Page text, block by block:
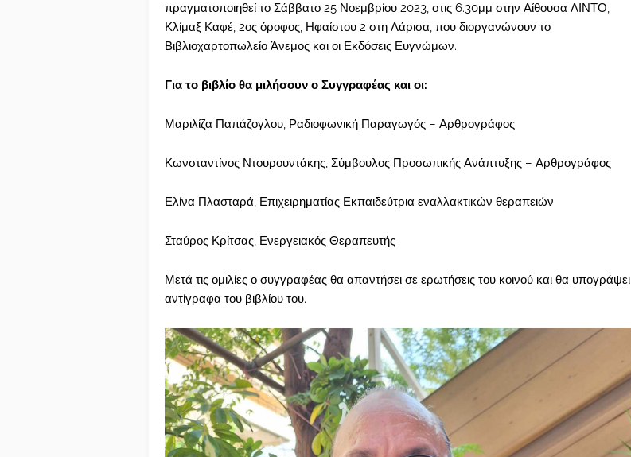
πραγματοποιηθεί το Σάββατο 25 Νοεμβρίου 2023, στις 6.30μμ στην Αίθουσα ΛΙΝΤΟ,
Κλίμαξ Καφέ, 2ος όροφος, Ηφαίστου 2 στη Λάρισα, που διοργανώνουν το
Βιβλιοχαρτοπωλείο Άνεμος και οι Εκδόσεις Ευγνώμων.
Για το βιβλίο θα μιλήσουν ο Συγγραφέας και οι:
Μαριλίζα Παπάζογλου, Ραδιοφωνική Παραγωγός – Αρθρογράφος
Κωνσταντίνος Ντουρουντάκης, Σύμβουλος Προσωπικής Ανάπτυξης – Αρθρογράφος
Ελίνα Πλασταρά, Επιχειρηματίας Εκπαιδεύτρια εναλλακτικών θεραπειών
Σταύρος Κρίτσας, Ενεργειακός Θεραπευτής
Μετά τις ομιλίες ο συγγραφέας θα απαντήσει σε ερωτήσεις του κοινού και θα υπογράψει
αντίγραφα του βιβλίου του.